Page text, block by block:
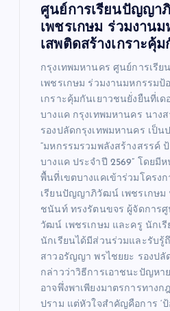
ศูนย์การเรียนปัญญา
เพชรเกษม ร่วมงาน
เสพติดสร้างเกราะคุ้
กรุงเทพมหานคร ศูนย์การเรี
เพชรเกษม ร่วมงานมหกรรมป้
เกราะคุ้มกันเยาวชนยั่งยืนที่เ
บางแค กรุงเทพมหานคร นาง
รองปลัดกรุงเทพมหานคร เป็น
“มหกรรมรวมพลังสร้างสรรค์
บางแค ประจำปี 2569” โดยมี
พื้นที่เขตบางแคเข้าร่วมโครง
เรียนปัญญาภิวัฒน์ เพชรเกษม
ชนันท์ ทรงรัตนขจร ผู้จัดการ
วัฒน์ เพชรเกษม และครู นักเ
นักเรียนได้มีส่วนร่วมและรับรู้
สาวอรัญญา พรไชยยะ รองปลั
กล่าวว่าวิธีการเอาชนะปัญหา
อาจพึ่งพาเพียงมาตรการทาง
ปราม แต่หัวใจสำคัญคือการ ‘ป้